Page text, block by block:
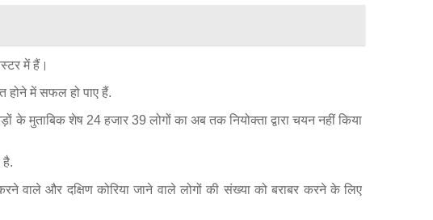
में हैं।
होने में सफल हो पाए हैं.
के मुताबिक शेष 24 हजार 39 लोगों का अब तक नियोक्ता द्वारा चयन नहीं किया
है.
करने वाले और दक्षिण कोरिया जाने वाले लोगों की संख्या को बराबर करने के लिए